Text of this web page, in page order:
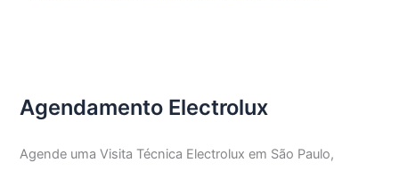
Agendamento Electrolux
Agende uma Visita Técnica Electrolux em São Paulo,